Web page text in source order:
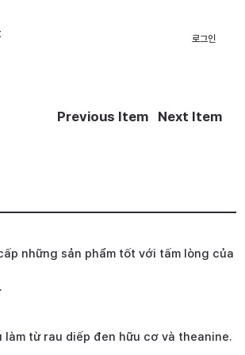
로그인
Next Item
Previous Item
những sản phẩm tốt với tấm lòng của
từ rau diếp đen hữu cơ và theanine.